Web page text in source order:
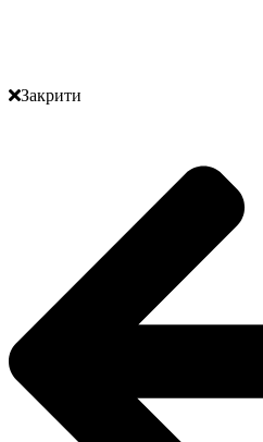
Закрити